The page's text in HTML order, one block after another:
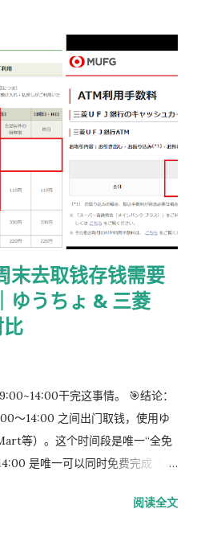
930002833.pdf 打印后
右下角： 本人姓名 在指定的「収
日元的收入印纸 可以是 两张或多
元适用于： 2025 年 4 月 1 日以
变更申请 ② 准备回邮用【レター
ターパックライト（430 日元）
（更稳，但非强制） 回邮用 レター
” 可写：本人住址 或 公司地址 不
） 📌 官方邮件只写「レターパッ
没有写必须本人签收 。 ③ 用【简
西一起放入一个 A4 用信封 ：
持有的在留卡 正本 回邮用 レタ
角2 或 角4 都可以 两者都能放 A4
手上的那个即可 到邮局柜台说一
本人住址 也可以写 公司地址 只要
末去取钱存钱需要
ゆうちょ & 三菱
干完这事情。 🎯结论：
～14:00 之间出门取钱，使用ゆ
等）。这个时间段是唯一“全免
是唯一可以同时免费完成「三
阅读全文